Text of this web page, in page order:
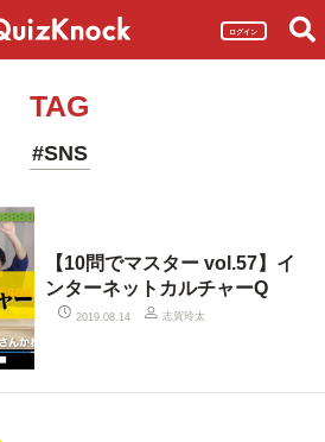
ログイン
TAG
#SNS
【10問でマスター vol.57】イ
ンターネットカルチャーQ
2019.08.14 志賀玲太